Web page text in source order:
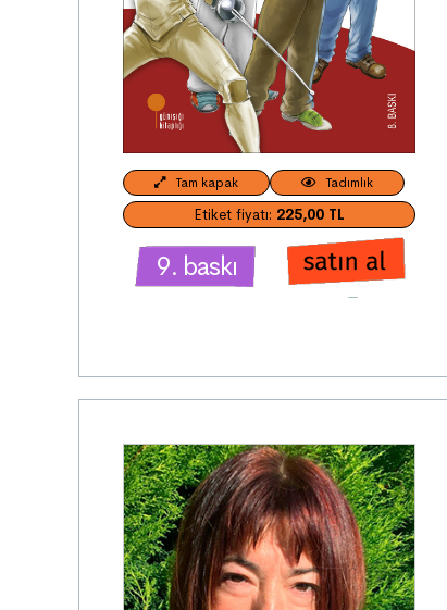
Tam kapak Tadımlık
Etiket fiyatı: 225,00 TL
9. baskı